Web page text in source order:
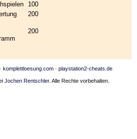
100
200
200
· komplettloesung.com · playstation2-cheats.de
Jochen Rentschler. Alle Rechte vorbehalten.